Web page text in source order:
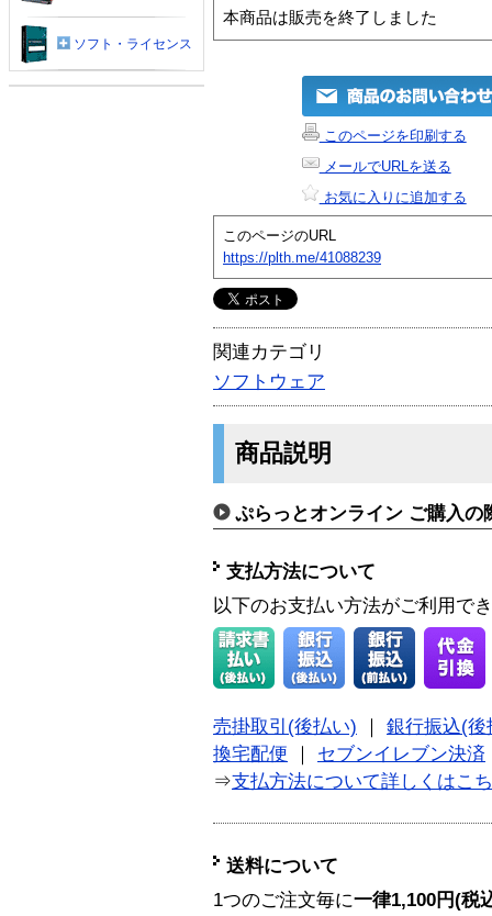
本商品は販売を終了しました
このページを印刷する
メールでURLを送る
お気に入りに追加する
このページのURL
https://plth.me/41088239
関連カテゴリ
ソフトウェア
商品説明
ぷらっとオンライン ご購入の
支払方法について
以下のお支払い方法がご利用で
売掛取引(後払い)
銀行振込(後
換宅配便
セブンイレブン決済
⇒支払方法について詳しくはこ
送料について
1つのご注文毎に一律1,100円(税
ソフト・ライセンス